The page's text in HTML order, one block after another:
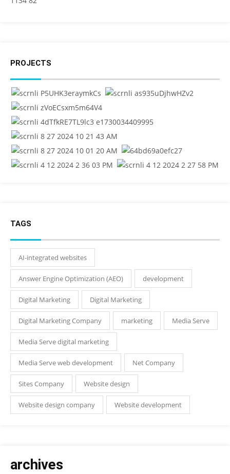
PROJECTS
TAGS
AI-integrated websites
Answer Engine Optimization (AEO) development
Digital Marketing Digital Marketing
Digital Marketing Company marketing Media Serve
Media Serve digital marketing
Media Serve web development Net Company
Sites Company Website design
Website design company Website development
archives